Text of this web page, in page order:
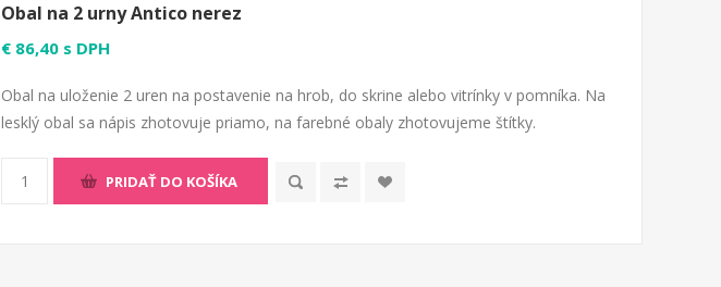
Obal na 2 urny Antico nerez
€ 86,40 s DPH
Obal na uloženie 2 uren na postavenie na hrob, do skrine alebo vitrínky v pomníka. Na
lesklý obal sa nápis zhotovuje priamo, na farebné obaly zhotovujeme štítky.
PRIDAŤ DO KOŠÍKA